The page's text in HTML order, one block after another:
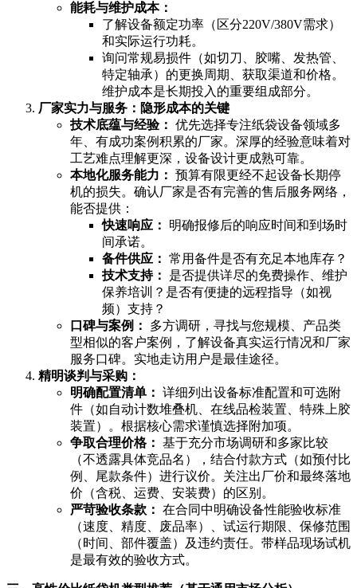
能耗与维护成本：
了解设备额定功率（区分220V/380V需求）
和实际运行功耗。
询问常规易损件（如切刀、胶嘴、发热管、
特定轴承）的更换周期、获取渠道和价格。
维护成本是长期投入的重要组成部分。
厂家实力与服务：隐形成本的关键
技术底蕴与经验： 优先选择专注纸袋设备领域多
年、有成功案例积累的厂家。深厚的经验意味着对
工艺难点理解更深，设备设计更成熟可靠。
本地化服务能力： 预算有限更经不起设备长期停
机的损失。确认厂家是否有完善的售后服务网络，
能否提供：
快速响应：
明确报修后的响应时间和到场时
间承诺。
备件供应： 常用备件是否有充足本地库存？
技术支持：
是否提供详尽的免费操作、维护
保养培训？是否有便捷的远程指导（如视
频）支持？
口碑与案例：
多方调研，寻找与您规模、产品类
型相似的客户案例，了解设备真实运行情况和厂家
服务口碑。实地走访用户是最佳途径。
精明谈判与采购：
明确配置清单： 详细列出设备标准配置和可选附
件（如自动计数堆叠机、在线品检装置、特殊上胶
装置）。根据核心需求谨慎选择附加项。
争取合理价格： 基于充分市场调研和多家比较
（不透露具体竞品名），结合付款方式（如预付比
例、尾款条件）进行议价。关注出厂价和最终落地
价（含税、运费、安装费）的区别。
严苛验收条款： 在合同中明确设备性能验收标准
（速度、精度、废品率）、试运行期限、保修范围
（时间、部件覆盖）及违约责任。带样品现场试机
是最有效的验收方式。